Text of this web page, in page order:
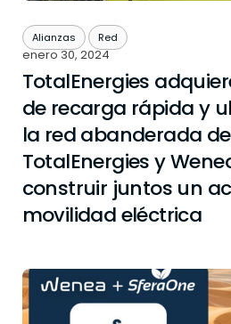
Alianzas Red
enero 30, 2024
TotalEnergies
de recarga rápida y
la red abanderada
TotalEnergies y
construir juntos un
movilidad eléctrica